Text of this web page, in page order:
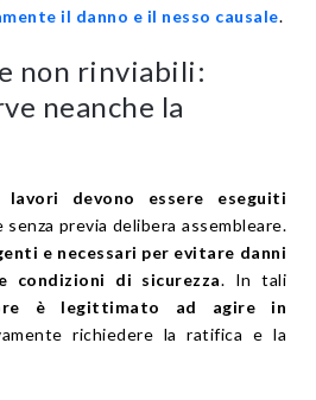
il danno e il nesso causale.
non rinviabili:
neanche la
lavori devono essere eseguiti
senza previa delibera assembleare.
e necessari per evitare danni
condizioni di sicurezza. In tali
è legittimato ad agire in
richiedere la ratifica e la